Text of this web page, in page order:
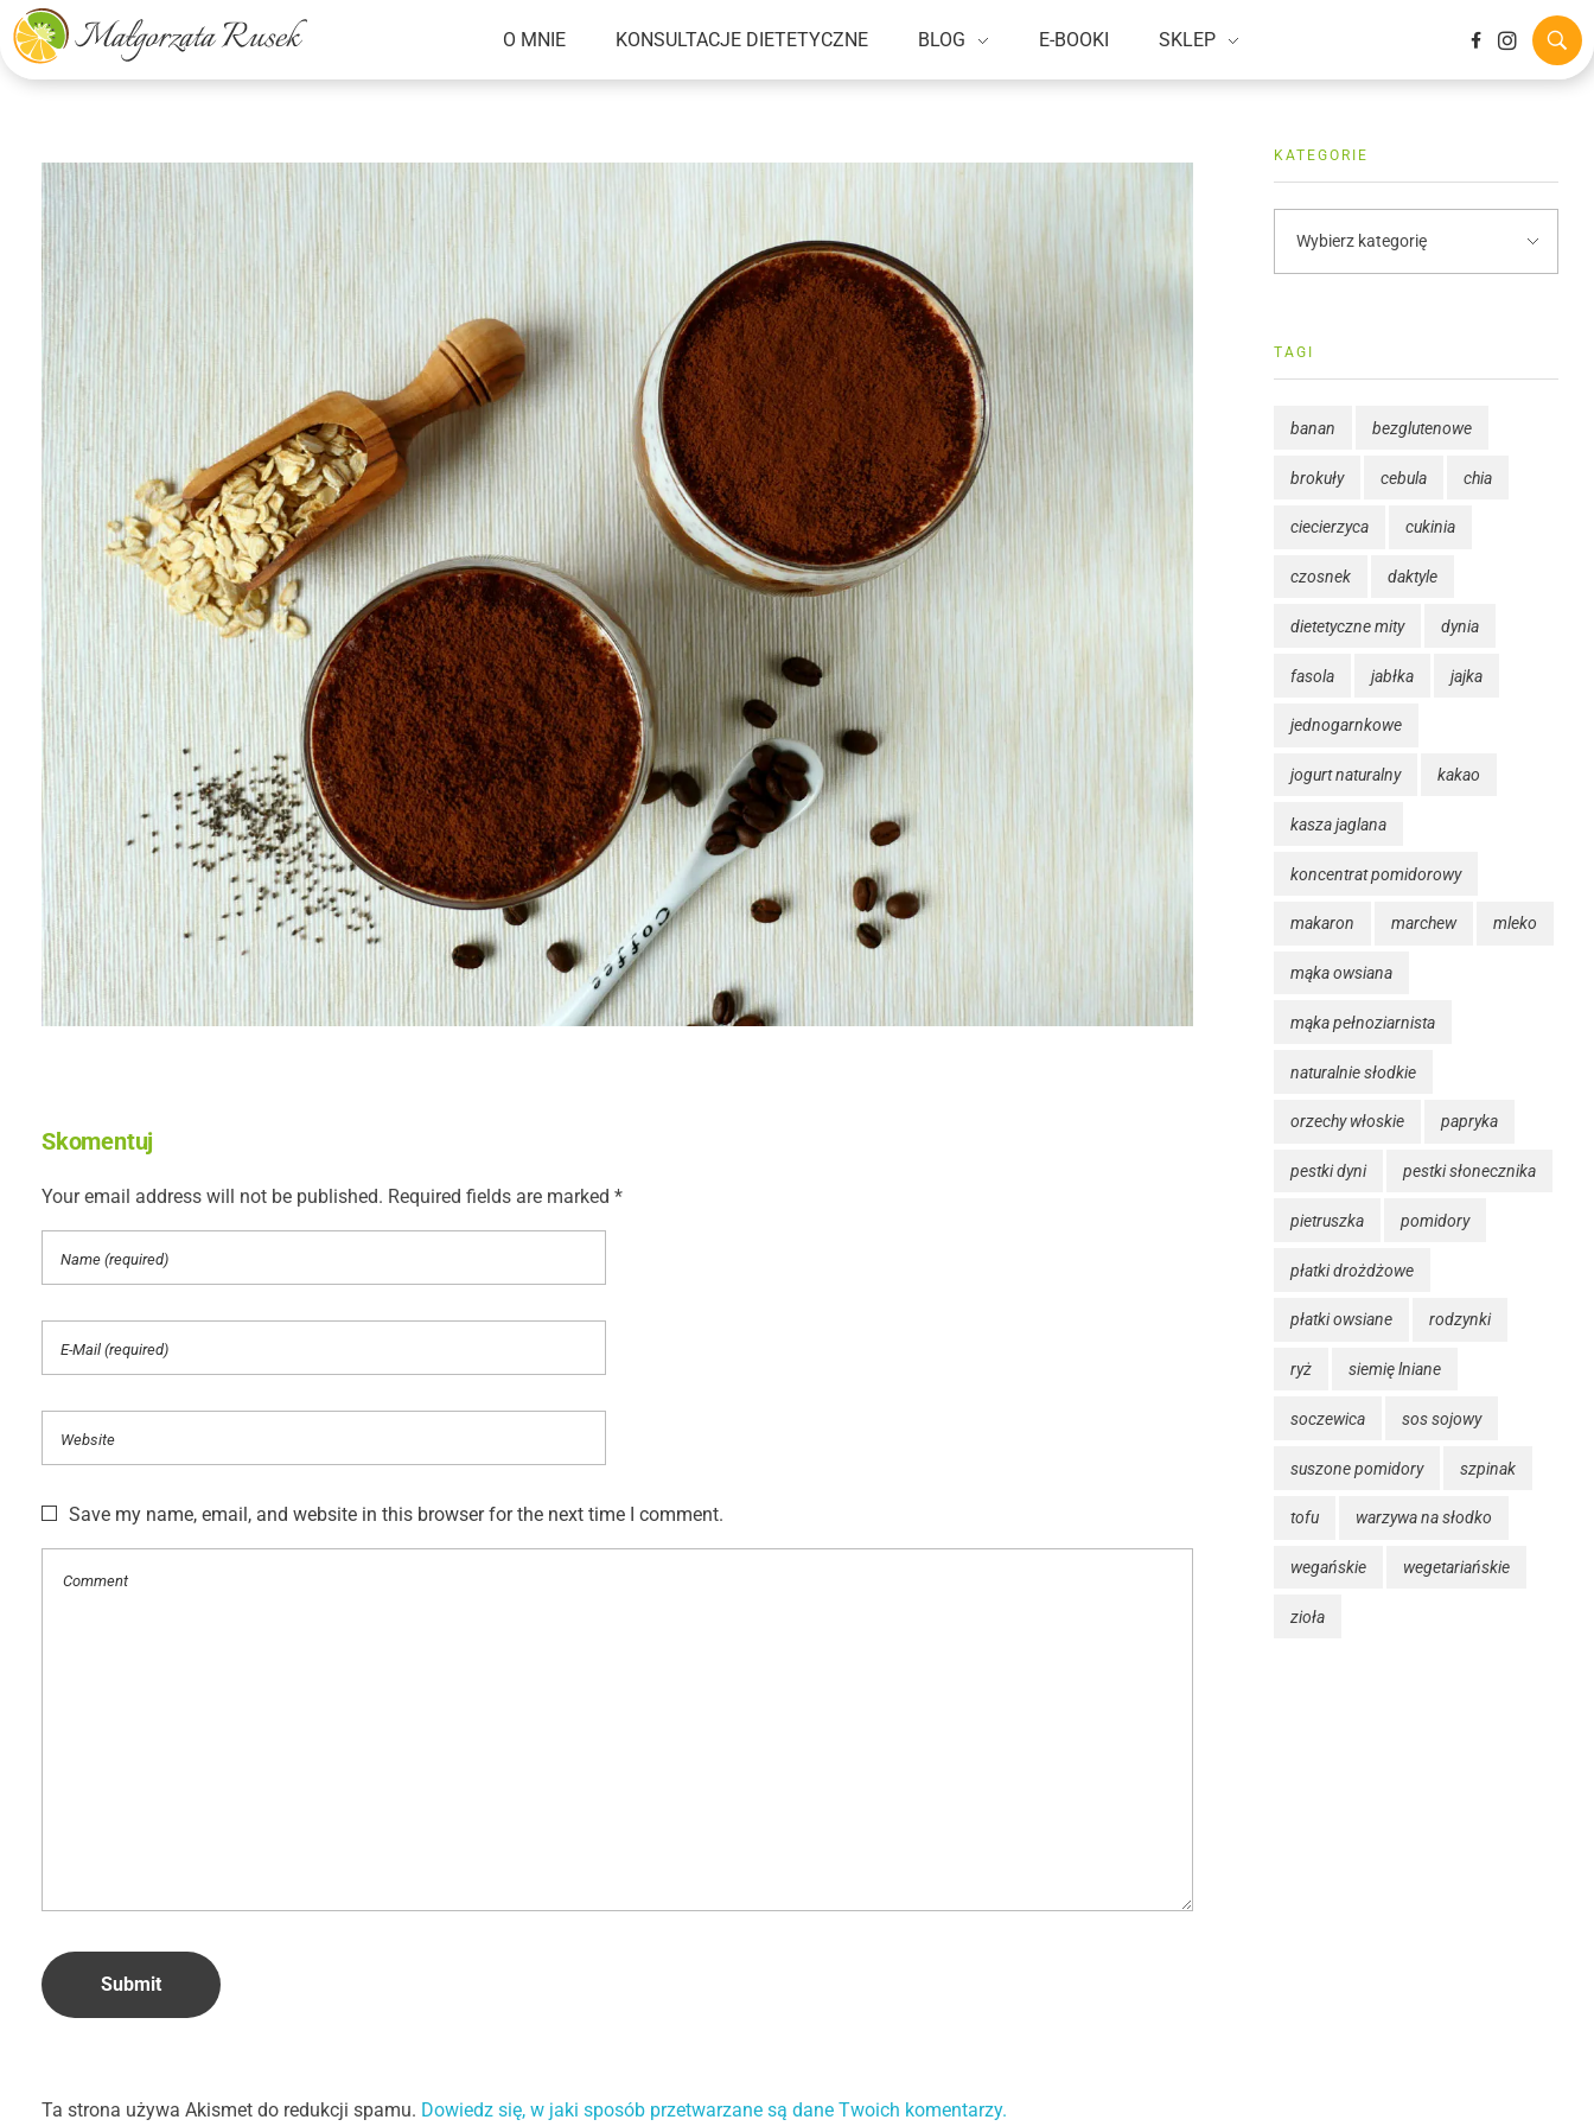
Małgorzata Rusek - dietetyk z pasją
Dietetyka kliniczna & Psychodietetyka
O MNIE KONSULTACJE DIETETYCZNE BLOG E-BOOKI SKLEP
Skomentuj
Your email address will not be published. Required fields are marked *
Save my name, email, and website in this browser for the next time I comment.
Ta strona używa Akismet do redukcji spamu. Dowiedz się, w jaki sposób przetwarzane są dane Twoich komentarzy.
KATEGORIE
TAGI
banan bezglutenowe
brokuły cebula chia
ciecierzyca cukinia
czosnek daktyle
dietetyczne mity dynia
fasola jabłka jajka
jednogarnkowe
jogurt naturalny kakao
kasza jaglana
koncentrat pomidorowy
makaron marchew mleko
mąka owsiana
mąka pełnoziarnista
naturalnie słodkie
orzechy włoskie papryka
pestki dyni pestki słonecznika
pietruszka pomidory
płatki drożdżowe
płatki owsiane rodzynki
ryż siemię lniane
soczewica sos sojowy
suszone pomidory szpinak
tofu warzywa na słodko
wegańskie wegetariańskie
zioła